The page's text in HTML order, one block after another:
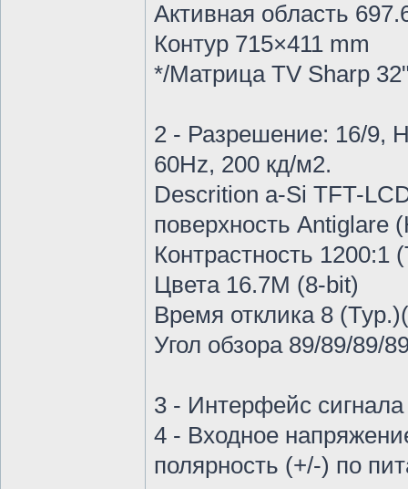
Активная область
Контур 715×411 mm
*/Матрица TV Sharp
2 - Разрешение: 16/9,
60Hz, 200 кд/м2.
Descrition a-Si TFT-
поверхность Antiglare
Контрастность 1200:1
Цвета 16.7M (8-bit)
Время отклика 8
Угол обзора 89/89/89/
3 - Интерфейс
4 - Входное
полярность (+/-) по